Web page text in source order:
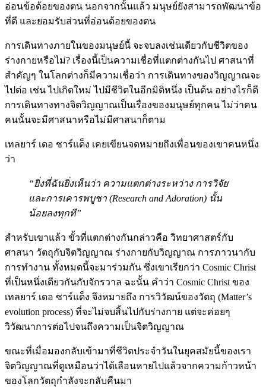
อ่อนข้อด้อยของตน นอกจากนั้นแล้ว มนุษย์ยังสามารถพัฒนาข้อ
ที่ดี และยอมรับส่วนที่อ่อนด้อยของตน
การเดินทางภายในของมนุษย์นี้ จะจบลงเช่นเดียวกับชีวิตของ
ร่างกายหรือไม่? เรื่องนี้เป็นความเชื่อที่แตกต่างกันไป ศาสนาที่
สําคัญๆ ในโลกต่างก็มีความเชื่อว่า การเดินทางของวิญญาณจะ
ไปต่อ เช่น ไปเกิดใหม่ ไปมีชีวิตในอีกมิติหนึ่ง เป็นต้น อย่างไรก็ดี
การเดินทางทางจิตวิญญาณเป็นเรื่องของมนุษย์ทุกคน ไม่ว่าคน
คนนั้นจะมีศาสนาหรือไม่มีศาสนาก็ตาม
เทลยาร์ เดอ ชาร์แด็ง เคยเขียนจดหมายถึงเพื่อนของเขาคนหนึ่ง
ว่า
“ยิ่งที่ฉันยิ่งเห็นว่า ความแตกต่างระหว่าง การวิจัย
และการเคารพบูชา (Research and Adoration) นั้น
น้อยลงทุกที”
สําหรับเขาแล้ว ขั้วที่แตกต่างกันกล่าวคือ วิทยาศาสตร์กับ
ศาสนา วัตถุกับจิตวิญญาณ ร่างกายกับวิญญาณ การภาวนากับ
การทํางาน ทั้งหมดนี้จะมาร่วมกัน ซึ่งเขาเรียกว่า Cosmic Christ
ที่เป็นหนึ่งเดียวกันกับจักรวาล ฉะนั้น คําว่า Cosmic Christ ของ
เทลยาร์ เดอ ซาร์แด็ง จึงหมายถึง การวิวัฒน์ของวัตถุ (Matter’s
evolution process) ที่จะไม่จบสิ้นไปกับร่างกาย แต่จะค่อยๆ
วิวัฒนาการต่อไปจนถึงความเป็นจิตวิญญาณ
ขณะที่เมื่อมองกลับเข้ามาที่ชีวิตประจําวันในยุคสมัยนี้ของเรา
จิตวิญญาณที่ดูเหมือนว่าได้เลือนหายไปแล้วจากความก้าวหน้า
ของโลกวัตถุกําลังจะกลับคืนมา